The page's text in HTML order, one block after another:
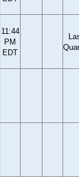
11:44
PM
EDT